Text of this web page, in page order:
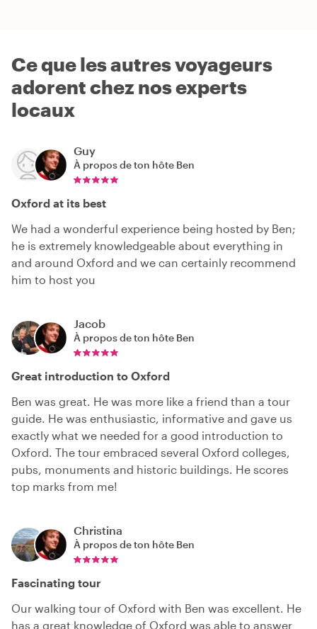
Ce que les autres voyageurs
adorent chez nos experts
locaux
Guy
À propos de ton hôte Ben
Oxford at its best
We had a wonderful experience being hosted by Ben;
he is extremely knowledgeable about everything in
and around Oxford and we can certainly recommend
him to host you
Jacob
À propos de ton hôte Ben
Great introduction to Oxford
Ben was great. He was more like a friend than a tour
guide. He was enthusiastic, informative and gave us
exactly what we needed for a good introduction to
Oxford. The tour embraced several Oxford colleges,
pubs, monuments and historic buildings. He scores
top marks from me!
Christina
À propos de ton hôte Ben
Fascinating tour
Our walking tour of Oxford with Ben was excellent. He
has a great knowledge of Oxford was able to answer